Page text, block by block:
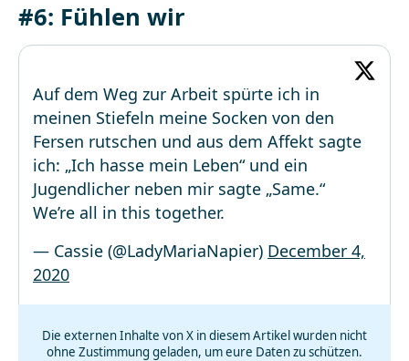
#6: Fühlen wir
Auf dem Weg zur Arbeit spürte ich in
meinen Stiefeln meine Socken von den
Fersen rutschen und aus dem Affekt sagte
ich: „Ich hasse mein Leben“ und ein
Jugendlicher neben mir sagte „Same.“
We’re all in this together.
— Cassie (@LadyMariaNapier) December 4,
2020
Die externen Inhalte von X in diesem Artikel wurden nicht
ohne Zustimmung geladen, um eure Daten zu schützen.